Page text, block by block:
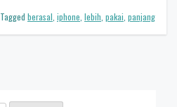
Tagged berasal iphone lebih pakai panjang